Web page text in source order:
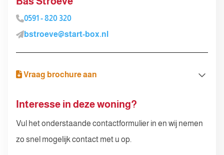
0591 - 820 320
bstroeve@start-box.nl
Vraag brochure aan
Voor- en achternaam
Interesse in deze woning?
Vul het onderstaande contactformulier in en wij nemen
zo snel mogelijk contact met u op.